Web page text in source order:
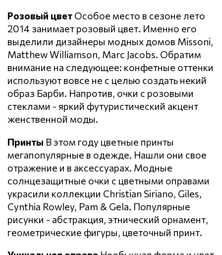
Розовый цвет Особое место в сезоне лето
2014 занимает розовый цвет. Именно его
выделили дизайнеры модных домов Missoni,
Matthew Williamson, Marc Jacobs. Обратим
внимание на следующее: конфетные оттенки
используют вовсе не с целью создать некий
образ Барби. Напротив, очки с розовыми
стеклами - яркий футуристический акцент
женственной моды.
Принты В этом году цветные принты
мегапопулярные в одежде. Нашли они свое
отражение и в аксессуарах. Модные
солнцезащитные очки с цветными оправами
украсили коллекции Christian Siriano, Giles,
Cynthia Rowley, Pam & Gela. Популярные
рисунки - абстракция, этнический орнамент,
геометрические фигуры, цветочный принт.